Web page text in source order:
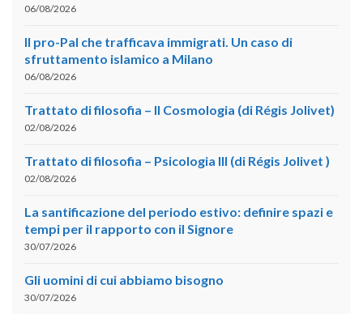
06/08/2026
Il pro-Pal che trafficava immigrati. Un caso di
sfruttamento islamico a Milano
06/08/2026
Trattato di filosofia – II Cosmologia (di Régis Jolivet)
02/08/2026
Trattato di filosofia – Psicologia III (di Régis Jolivet )
02/08/2026
La santificazione del periodo estivo: definire spazi e
tempi per il rapporto con il Signore
30/07/2026
Gli uomini di cui abbiamo bisogno
30/07/2026